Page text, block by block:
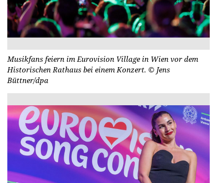
Musikfans feiern im Eurovision Village in Wien vor dem
Historischen Rathaus bei einem Konzert. © Jens
Büttner/dpa